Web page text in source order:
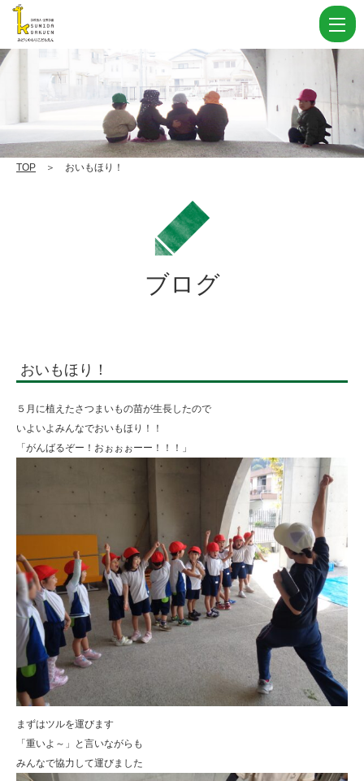
い
も
ほ
り！
|
住
TOP ＞ おいもほり！
ブログ
おいもほり！
５月に植えたさつまいもの苗が生長したので
いよいよみんなでおいもほり！！
「がんばるぞー！おぉぉぉーー！！！」
まずはツルを運びます
「重いよ～」と言いながらも
みんなで協力して運びました